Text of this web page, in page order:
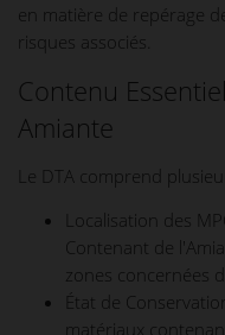
en matière de repérage
risques associés.
Contenu
Amiante
Le DTA comprend
Localisation des
Contenant de
zones concernées
État de
matériaux